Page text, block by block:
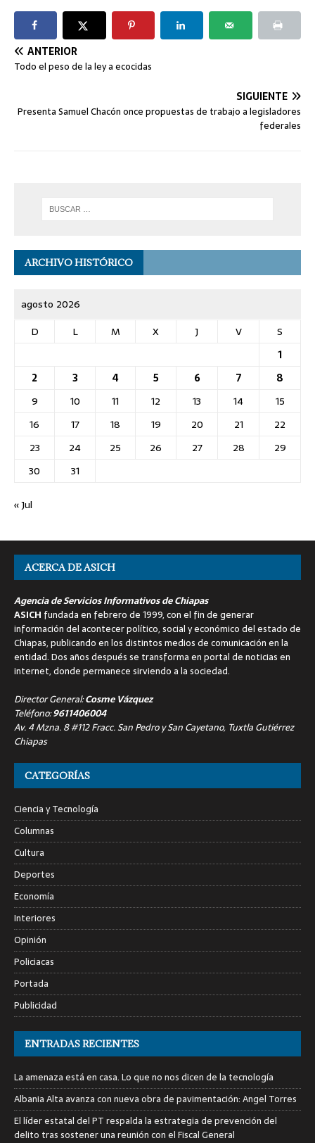
ANTERIOR
Todo el peso de la ley a ecocidas
SIGUIENTE
Presenta Samuel Chacón once propuestas de trabajo a legisladores
federales
ARCHIVO HISTÓRICO
agosto 2026
D
L M X J V
S
1
2
3 4 5 6 7
8
9
10 11 12 13 14
15
16
17 18 19 20 21
22
23
24 25 26 27 28
29
30
31
« Jul
ACERCA DE ASICH
Agencia de Servicios Informativos de Chiapas
ASICH fundada en febrero de 1999, con el fin de generar
información del acontecer político, social y económico del estado de
Chiapas, publicando en los distintos medios de comunicación en la
entidad. Dos años después se transforma en portal de noticias en
internet, donde permanece sirviendo a la sociedad.
Director General:Cosme Vázquez
Teléfono:9611406004
Av. 4 Mzna. 8 #112 Fracc. San Pedro y San Cayetano, Tuxtla Gutiérrez
Chiapas
CATEGORÍAS
Ciencia y Tecnología
Columnas
Cultura
Deportes
Economía
Interiores
Opinión
Policiacas
Portada
Publicidad
ENTRADAS RECIENTES
La amenaza está en casa. Lo que no nos dicen de la tecnología
Albania Alta avanza con nueva obra de pavimentación: Angel Torres
El líder estatal del PT respalda la estrategia de prevención del
delito tras sostener una reunión con el Fiscal General